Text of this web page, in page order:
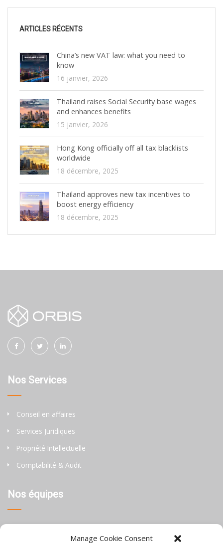
Manage Cookie Consent
ARTICLES RÉCENTS
China’s new VAT law: what you need to
know
16 janvier, 2026
Thailand raises Social Security base wages
and enhances benefits
15 janvier, 2026
Hong Kong officially off all tax blacklists
worldwide
18 décembre, 2025
Thailand approves new tax incentives to
boost energy efficiency
18 décembre, 2025
Nos Services
Conseil en affaires
Services Juridiques
Propriété Intellectuelle
Comptabilité & Audit
Nos équipes